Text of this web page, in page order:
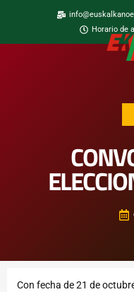
Horario de
Con fecha de 21 de